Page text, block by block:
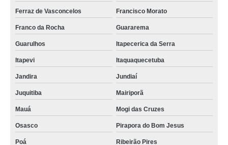
Ferraz de Vasconcelos Francisco Morato
Franco da Rocha Guararema
Guarulhos Itapecerica da Serra
Itapevi Itaquaquecetuba
Jandira Jundiaí
Juquitiba Mairiporã
Mauá Mogi das Cruzes
Osasco Pirapora do Bom Jesus
Poá Ribeirão Pires